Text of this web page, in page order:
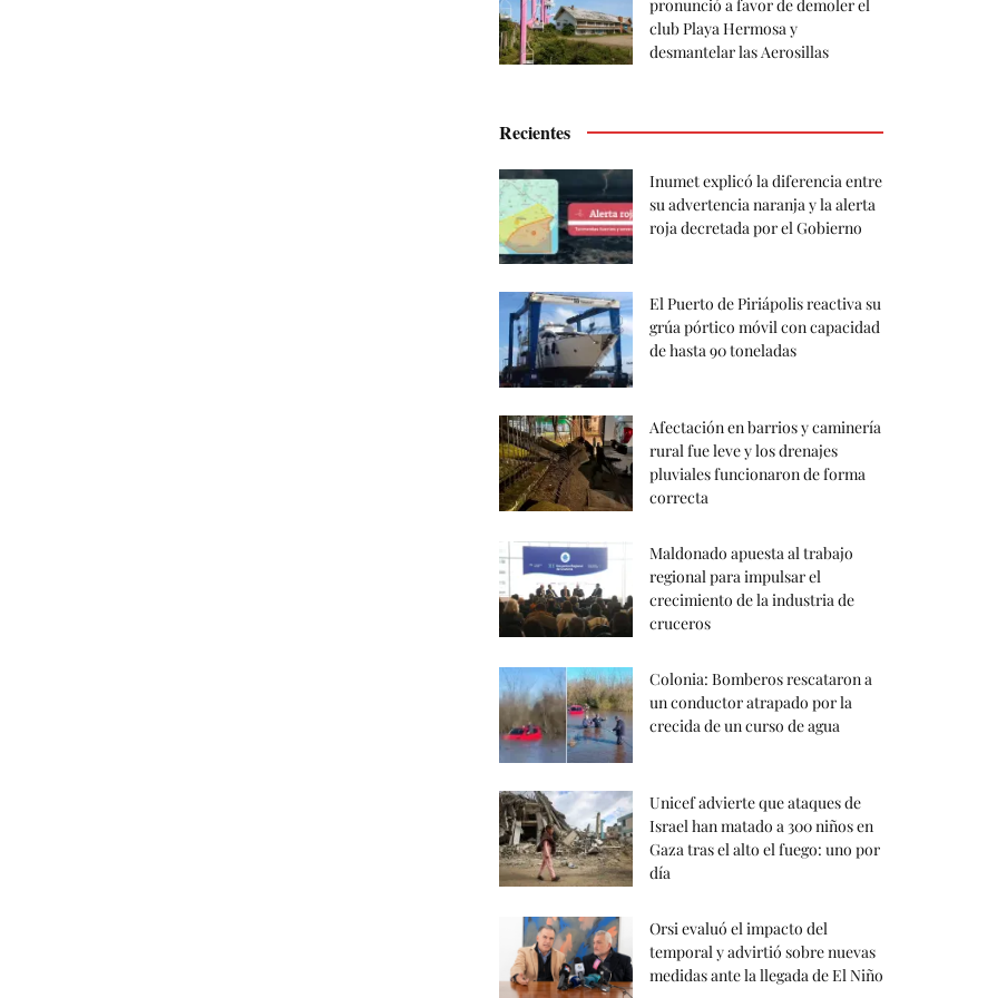
pronunció a favor de demoler el
club Playa Hermosa y
desmantelar las Aerosillas
Recientes
Inumet explicó la diferencia entre
su advertencia naranja y la alerta
roja decretada por el Gobierno
El Puerto de Piriápolis reactiva su
grúa pórtico móvil con capacidad
de hasta 90 toneladas
Afectación en barrios y caminería
rural fue leve y los drenajes
pluviales funcionaron de forma
correcta
Maldonado apuesta al trabajo
regional para impulsar el
crecimiento de la industria de
cruceros
Colonia: Bomberos rescataron a
un conductor atrapado por la
crecida de un curso de agua
Unicef advierte que ataques de
Israel han matado a 300 niños en
Gaza tras el alto el fuego: uno por
día
Orsi evaluó el impacto del
temporal y advirtió sobre nuevas
medidas ante la llegada de El Niño